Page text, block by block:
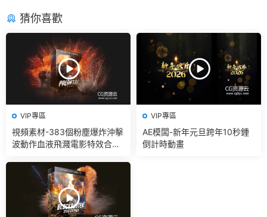
猜你喜歡
VIP專區
視頻素材-383個粉塵爆炸沖擊
波動作血液飛濺電影特效合成
VIP專區
AE模闆-新年元旦跨年10秒鍾
倒計時動畫